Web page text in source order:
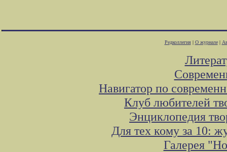
Редколлегия| О журнале|
Навигатор по
Клуб любителей
Энциклопедия
Для тех кому за 10:
Галерея